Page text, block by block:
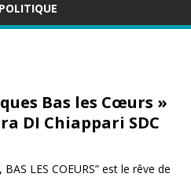
POLITIQUE
Bas les Cœurs »
DI Chiappari SDC
LES COEURS” est le rêve de